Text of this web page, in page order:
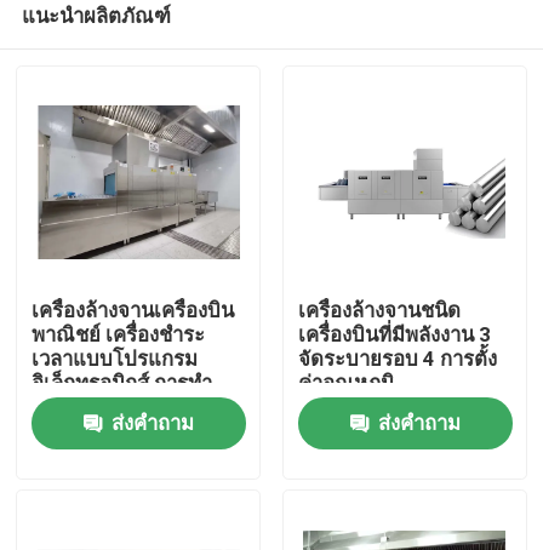
แนะนำผลิตภัณฑ์
เครื่องล้างจานเครื่องบิน
พาณิชย์ เครื่องชําระ
เวลาแบบโปรแกรม
อิเล็กทรอนิกส์ การทํา
ความสะอาดสุขภาพ
ส่งคำถาม
เครื่องล้างจานชนิด
เครื่องบินที่มีพลังงาน 3
จัดระบายรอบ 4 การตั้ง
ค่าอุณหภูมิ
ส่งคำถาม